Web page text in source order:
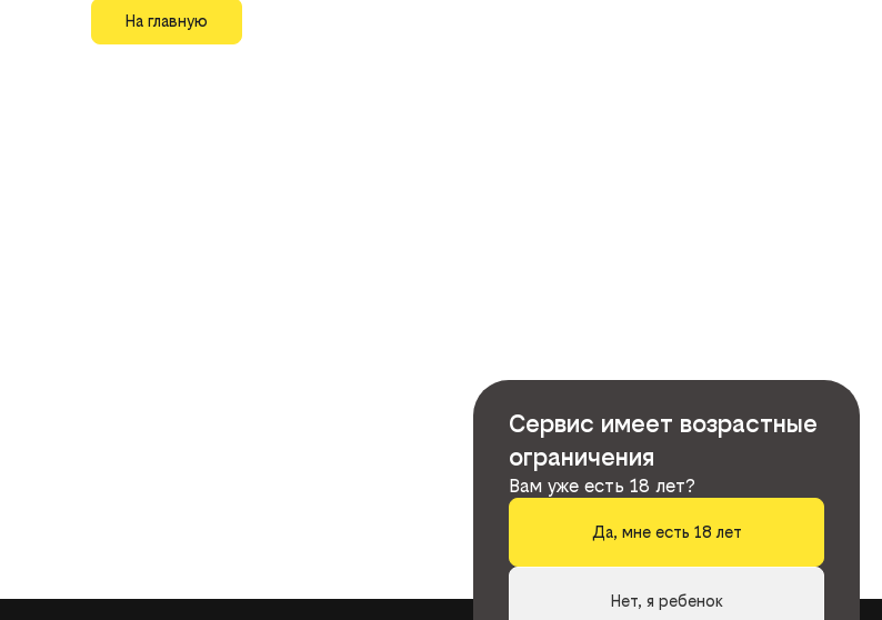
На главную
Сервис имеет возрастные
ограничения
Вам уже есть 18 лет?
Да, мне есть 18 лет
Нет, я ребенок